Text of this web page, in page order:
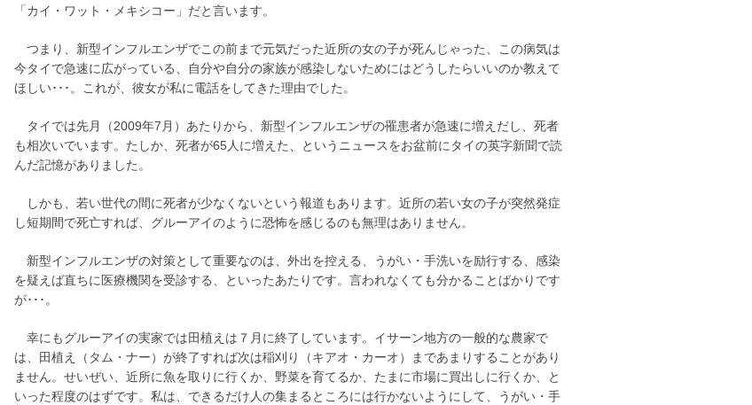
「カイ・ワット・メキシコー」だと言います。
つまり、新型インフルエンザでこの前まで元気だった近所の女の子が死んじゃった、この病気は
今タイで急速に広がっている、自分や自分の家族が感染しないためにはどうしたらいいのか教えて
ほしい･･･。これが、彼女が私に電話をしてきた理由でした。
タイでは先月（2009年7月）あたりから、新型インフルエンザの罹患者が急速に増えだし、死者
も相次いでいます。たしか、死者が65人に増えた、というニュースをお盆前にタイの英字新聞で読
んだ記憶がありました。
しかも、若い世代の間に死者が少なくないという報道もあります。近所の若い女の子が突然発症
し短期間で死亡すれば、グルーアイのように恐怖を感じるのも無理はありません。
新型インフルエンザの対策として重要なのは、外出を控える、うがい・手洗いを励行する、感染
を疑えば直ちに医療機関を受診する、といったあたりです。言われなくても分かることばかりです
が･･･。
幸にもグルーアイの実家では田植えは７月に終了しています。イサーン地方の一般的な農家で
は、田植え（タム・ナー）が終了すれば次は稲刈り（キアオ・カーオ）まであまりすることがあり
ません。せいぜい、近所に魚を取りに行くか、野菜を育てるか、たまに市場に買出しに行くか、と
いった程度のはずです。私は、できるだけ人の集まるところには行かないようにして、うがい・手